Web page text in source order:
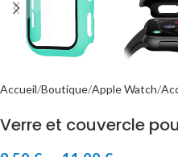
Accueil Boutique Apple Watch
Verre et couvercle